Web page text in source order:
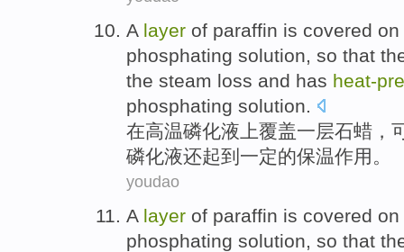
A layer of paraffin is covered on
phosphating solution, so that
the steam loss and has heat-
phosphating solution.
在高温磷化液 上覆盖一层石蜡 ，
磷化液还起到 一定的保温作用 。
youdao
A layer of paraffin is covered on
phosphating solution, so that